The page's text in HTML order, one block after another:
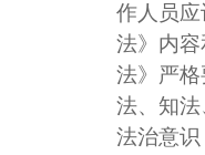
作人员
法》内
法》严
法、知
法治意